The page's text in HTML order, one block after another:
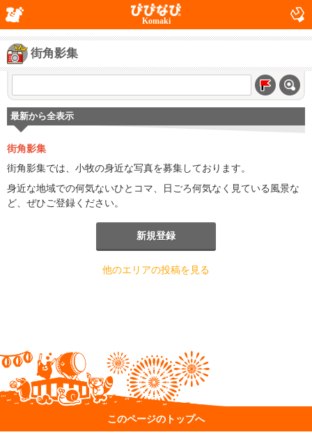
Komaki
街角影集
最新から全表示
街角影集
街角影集では、小牧の身近な写真を募集しております。
身近な地域での何気ないひとコマ、日ごろ何気なく見ている風景な
ど、ぜひご登録ください。
新規登録
他のエリアの投稿を見る
このページのトップへ